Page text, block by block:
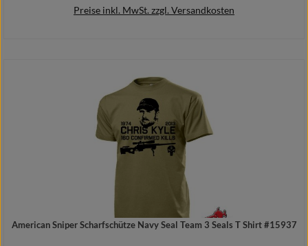
Preise inkl. MwSt. zzgl. Versandkosten
In den Warenkorb
American Sniper Scharfschütze Navy Seal Team 3 Seals T Shirt #15937